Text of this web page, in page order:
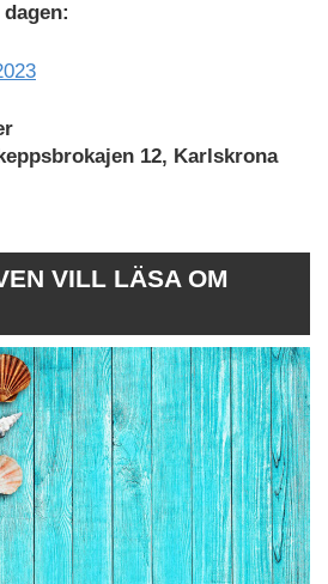
12, Karlskrona
VILL LÄSA OM